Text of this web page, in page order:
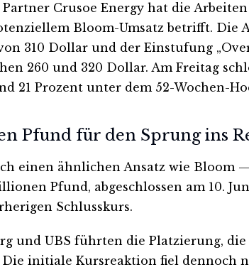
Crusoe Energy hat die
Bloom-Umsatz betrifft. Die
310 Dollar und der Einstufung
260 und 320 Dollar. Am Freitag
21 Prozent unter dem 52-Wochen-
Pfund für den Sprung ins
einen ähnlichen Ansatz wie
Pfund, abgeschlossen am 10.
Schlusskurs.
und UBS führten die Platzierung,
initiale Kursreaktion fiel dennoch